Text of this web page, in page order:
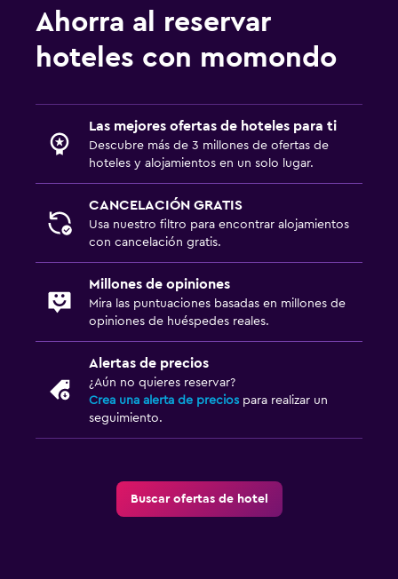
Salud y seguridad
Caja fuerte
Ahorra al reservar
hoteles con momondo
Las mejores ofertas de hoteles para ti
Descubre más de 3 millones de ofertas de
hoteles y alojamientos en un solo lugar.
CANCELACIÓN GRATIS
Usa nuestro filtro para encontrar alojamientos
con cancelación gratis.
Millones de opiniones
Mira las puntuaciones basadas en millones de
opiniones de huéspedes reales.
Alertas de precios
¿Aún no quieres reservar?
Crea una alerta de precios para realizar un
seguimiento.
Buscar ofertas de hotel